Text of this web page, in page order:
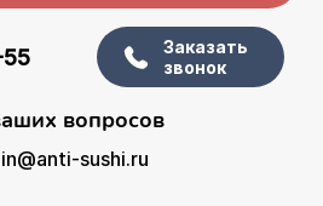
Заказать
звонок
вопросов
sushi.ru